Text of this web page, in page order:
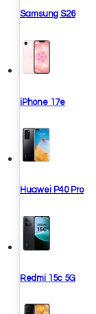
Samsung S26
iPhone 17e
Huawei P40 Pro
Redmi 15c 5G